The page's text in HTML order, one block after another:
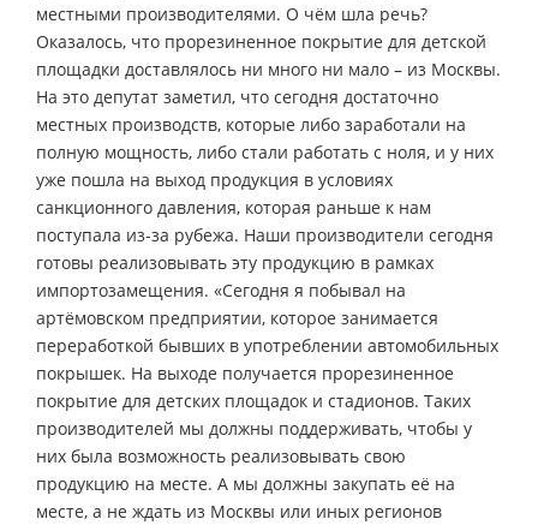
местными производителями. О чём шла речь?
Оказалось, что прорезиненное покрытие для детской
площадки доставлялось ни много ни мало – из Москвы.
На это депутат заметил, что сегодня достаточно
местных производств, которые либо заработали на
полную мощность, либо стали работать с ноля, и у них
уже пошла на выход продукция в условиях
санкционного давления, которая раньше к нам
поступала из-за рубежа. Наши производители сегодня
готовы реализовывать эту продукцию в рамках
импортозамещения. «Сегодня я побывал на
артёмовском предприятии, которое занимается
переработкой бывших в употреблении автомобильных
покрышек. На выходе получается прорезиненное
покрытие для детских площадок и стадионов. Таких
производителей мы должны поддерживать, чтобы у
них была возможность реализовывать свою
продукцию на месте. А мы должны закупать её на
месте, а не ждать из Москвы или иных регионов